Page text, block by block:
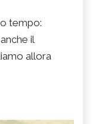
tempo:
il
allora